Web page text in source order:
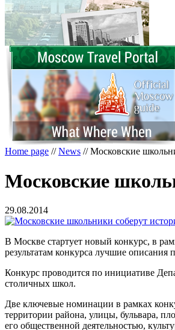
Home page //News //Московские
Московские
29.08.2014
В Москве стартует новый конкурс, в
результатам конкурса лучшие описания
Конкурс проводится по инициативе
столичных школ.
Две ключевые номинации в рамках
территории района, улицы, бульвара,
его общественной деятельностью,